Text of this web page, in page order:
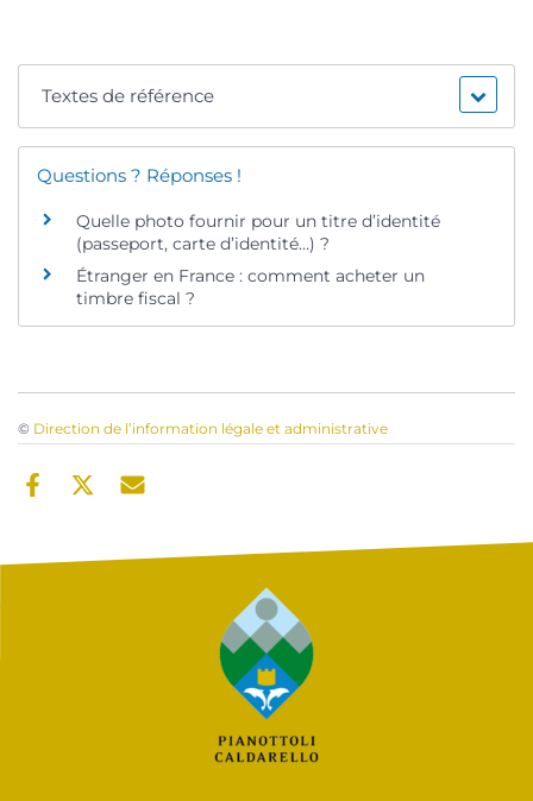
Textes de référence
Questions ? Réponses !
Quelle photo fournir pour un titre d’identité
(passeport, carte d’identité…) ?
Étranger en France : comment acheter un
timbre fiscal ?
© Direction de l’information légale et administrative